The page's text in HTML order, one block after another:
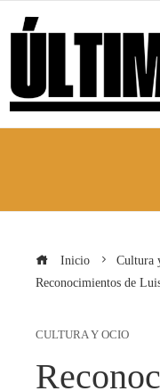
Inicio
Cultura
Reconocimientos de
CULTURA Y OCIO